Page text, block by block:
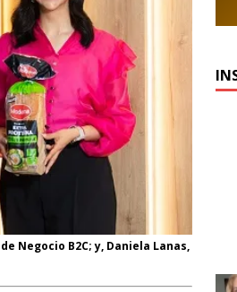
Negocio B2C; y, Daniela Lanas,